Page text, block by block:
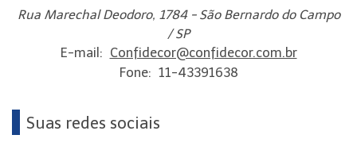
Rua Marechal Deodoro, 1784 - São Bernardo do Campo
/ SP
E-mail: Confidecor@confidecor.com.br
Fone: 11-43391638
Suas redes sociais